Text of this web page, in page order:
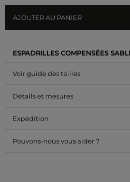
AJOUTER AU PANIER
ESPADRILLES COMPENSÉES
Voir guide des tailles
Détails et mesures
Expédition
Pouvons-nous vous aider ?